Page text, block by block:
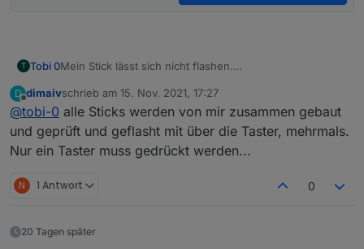
T Tobi 0Mein Stick lässt sich nicht flashen.
beide Taster auf dem PCB nicht funktionieren (schalten
nicht durch). Ich hab dann die Kontakte gebrückt und
schon hats geklappt..
Also falls jemand ähnliche Probleme hat, dann mal die
Taster prüfen..
D
Offline
dimaivschrieb am 15. Nov. 2021, 17:27
zuletzt editiert von
@tobi-0 alle Sticks werden von mir zusammen gebaut
und geprüft und geflasht mit über die Taster, mehrmals.
Nur ein Taster muss gedrückt werden...
N 1 Antwort 0
20 Tagen später